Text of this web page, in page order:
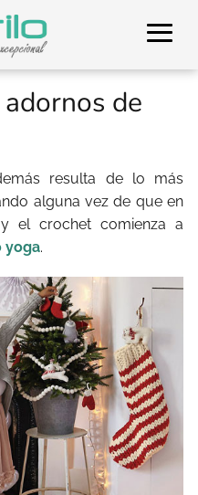
de
resulta de lo más
alguna vez de que en
el crochet comienza a
yoga.